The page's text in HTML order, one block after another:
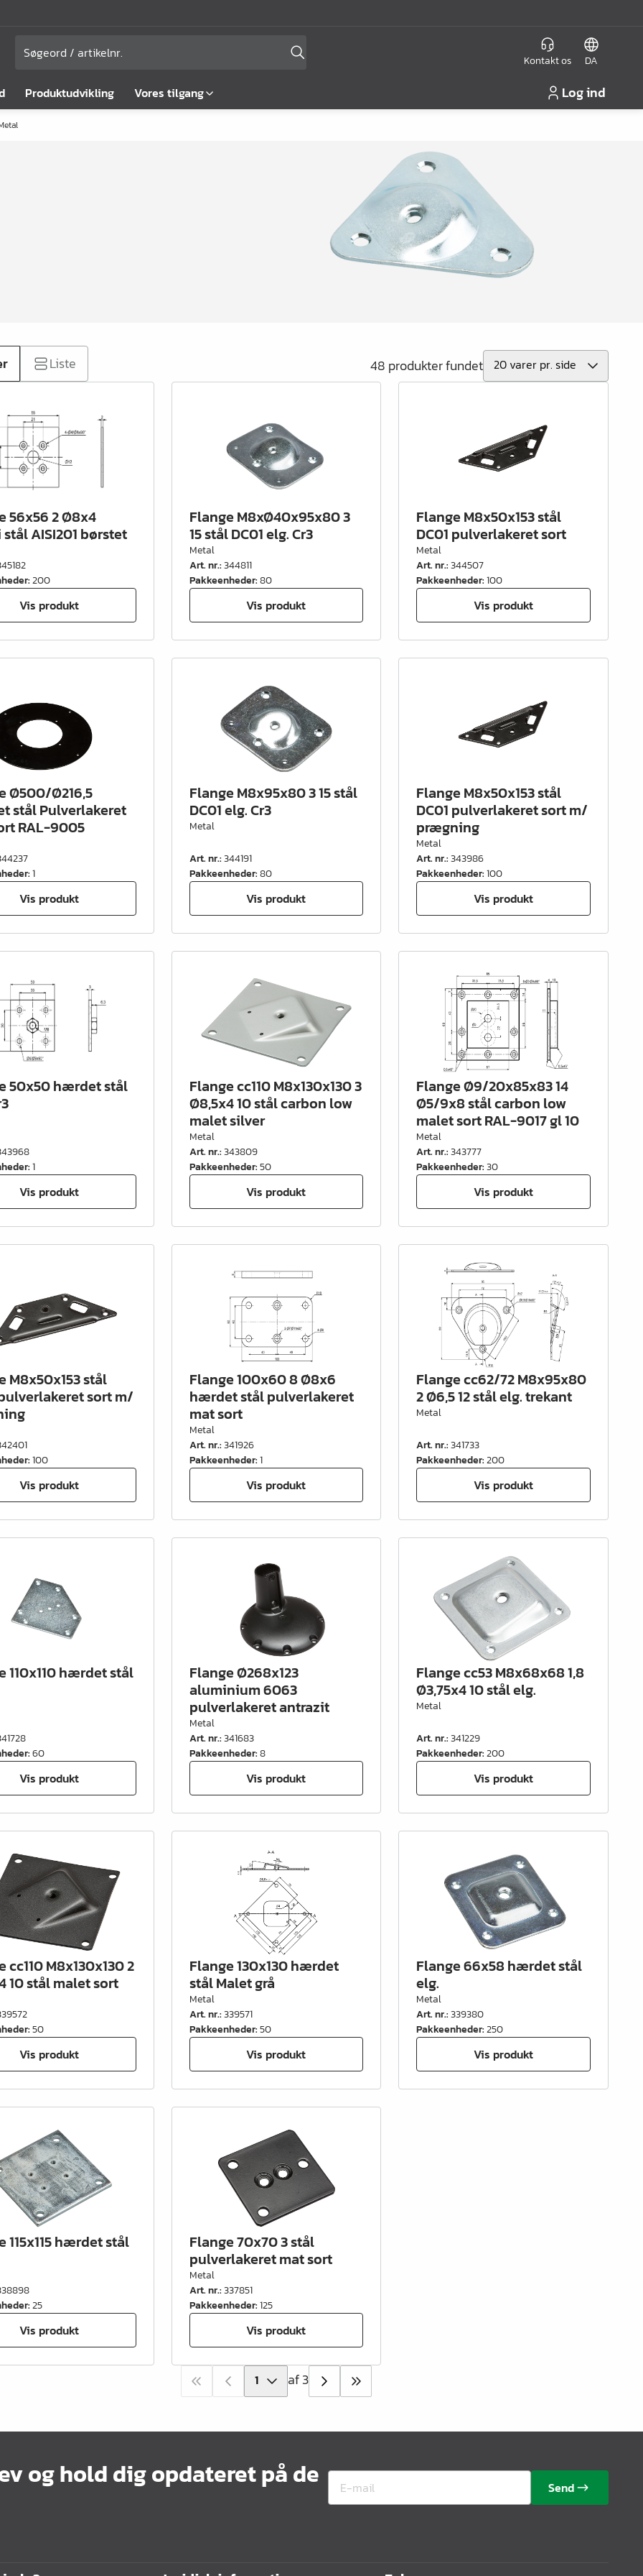
Kontakt os DA
Produktudvikling Vores tilgang Log ind
Liste 48 produkter fundet
56x56 2 Ø8x4
AISI201 børstet
:200
Vis produkt
Flange M8xØ40x95x80 3
15 stål DC01 elg. Cr3
Metal
Art. nr.:344811
Pakkeenheder:80
Vis produkt
Flange M8x50x153 stål
DC01 pulverlakeret sort
Metal
Art. nr.:344507
Pakkeenheder:100
Vis produkt
Ø500/Ø216,5
stål Pulverlakeret
RAL-9005
:1
Vis produkt
Flange M8x95x80 3 15 stål
DC01 elg. Cr3
Metal
Art. nr.:344191
Pakkeenheder:80
Vis produkt
Flange M8x50x153 stål
DC01 pulverlakeret sort m/
prægning
Metal
Art. nr.:343986
Pakkeenheder:100
Vis produkt
50x50 hærdet stål
:1
Vis produkt
Flange cc110 M8x130x130 3
Ø8,5x4 10 stål carbon low
malet silver
Metal
Art. nr.:343809
Pakkeenheder:50
Vis produkt
Flange Ø9/20x85x83 14
Ø5/9x8 stål carbon low
malet sort RAL-9017 gl 10
Metal
Art. nr.:343777
Pakkeenheder:30
Vis produkt
M8x50x153 stål
sort m/
:100
Vis produkt
Flange 100x60 8 Ø8x6
hærdet stål pulverlakeret
mat sort
Metal
Art. nr.:341926
Pakkeenheder:1
Vis produkt
Flange cc62/72 M8x95x80
2 Ø6,5 12 stål elg. trekant
Metal
Art. nr.:341733
Pakkeenheder:200
Vis produkt
110x110 hærdet stål
:60
Vis produkt
Flange Ø268x123
aluminium 6063
pulverlakeret antrazit
Metal
Art. nr.:341683
Pakkeenheder:8
Vis produkt
Flange cc53 M8x68x68 1,8
Ø3,75x4 10 stål elg.
Metal
Art. nr.:341229
Pakkeenheder:200
Vis produkt
cc110 M8x130x130 2
10 stål malet sort
:50
Vis produkt
Flange 130x130 hærdet
stål Malet grå
Metal
Art. nr.:339571
Pakkeenheder:50
Vis produkt
Flange 66x58 hærdet stål
elg.
Metal
Art. nr.:339380
Pakkeenheder:250
Vis produkt
115x115 hærdet stål
:25
Vis produkt
Flange 70x70 3 stål
pulverlakeret mat sort
Metal
Art. nr.:337851
Pakkeenheder:125
Vis produkt
af 3
og hold dig opdateret på de Send